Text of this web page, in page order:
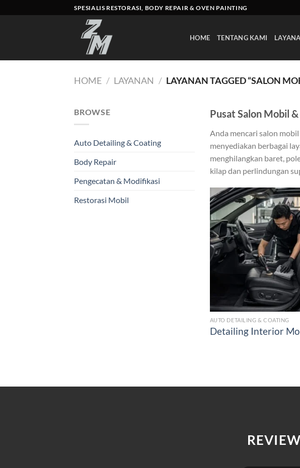
to
SPESIALIS RESTORASI, BODY REPAIR & OVEN PAINTING
HOME TENTANG KAMI
HOME / LAYANAN / LAYANAN TAGGED “SALON
BROWSE
Auto Detailing & Coating
Body Repair
Pengecatan & Modifikasi
Restorasi Mobil
Pusat Salon Mobil
Anda mencari salon
menyediakan berbagai
menghilangkan baret,
kilap dan perlindungan
AUTO DETAILING & COATING
Detailing Interior